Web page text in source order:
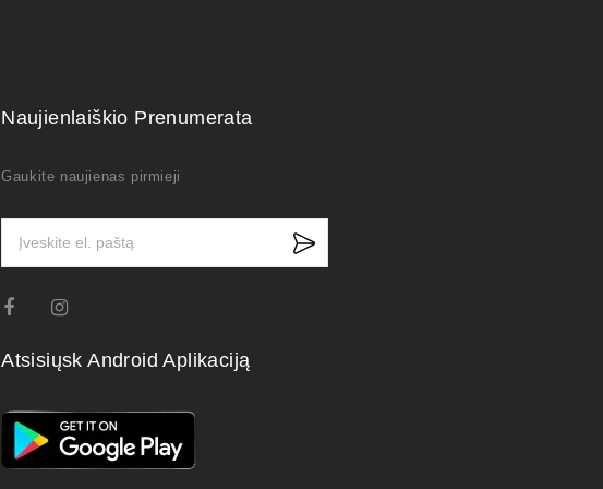
Naujienlaiškio Prenumerata
Gaukite naujienas pirmieji
Atsisiųsk Android Aplikaciją